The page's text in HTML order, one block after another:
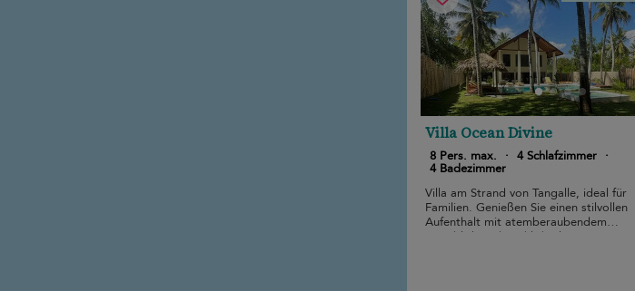
Villa Ocean Divine
8 Pers. max. · 4 Schlafzimmer ·
4 Badezimmer
Villa am Strand von Tangalle, ideal für
Familien. Genießen Sie einen stilvollen
Aufenthalt mit atemberaubendem
Meerblick und reichlich Platz.